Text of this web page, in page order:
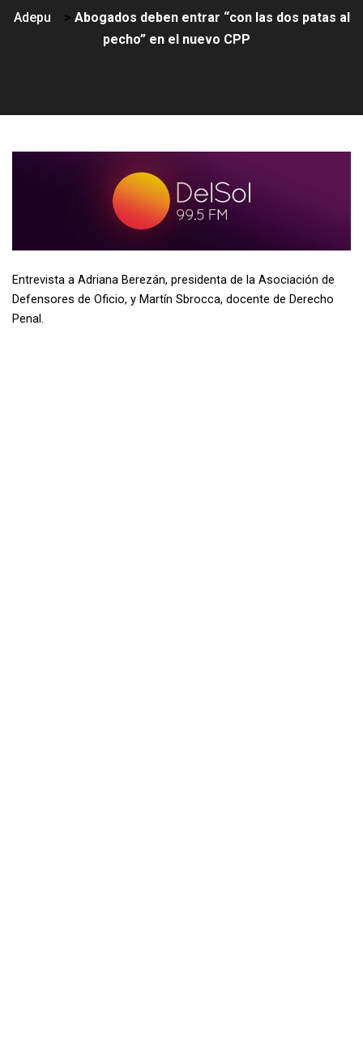
Adepu > Abogados deben entrar “con las dos patas al
pecho” en el nuevo CPP
Entrevista a Adriana Berezán, presidenta de la Asociación de
Defensores de Oficio, y Martín Sbrocca, docente de Derecho
Penal.